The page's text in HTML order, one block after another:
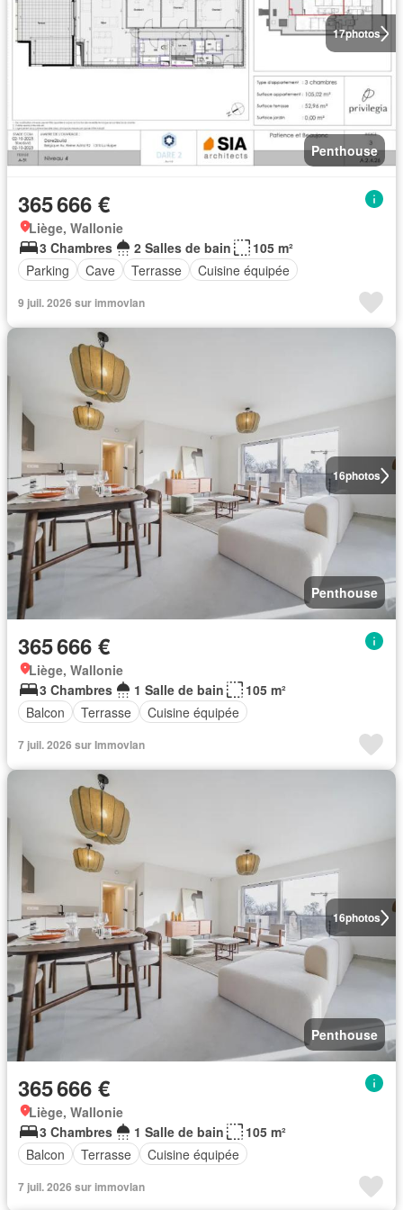
17photos
Penthouse
365 666 €
Liège, Wallonie
3 Chambres
2 Salles de bain
105 m²
Parking
Cave Terrasse Cuisine équipée
9 juil. 2026 sur immovlan
16photos
Penthouse
365 666 €
Liège, Wallonie
3 Chambres
1 Salle de bain
105 m²
Balcon
Terrasse Cuisine équipée
7 juil. 2026 sur Immovlan
16photos
Penthouse
365 666 €
Liège, Wallonie
3 Chambres
1 Salle de bain
105 m²
Balcon
Terrasse Cuisine équipée
7 juil. 2026 sur immovlan